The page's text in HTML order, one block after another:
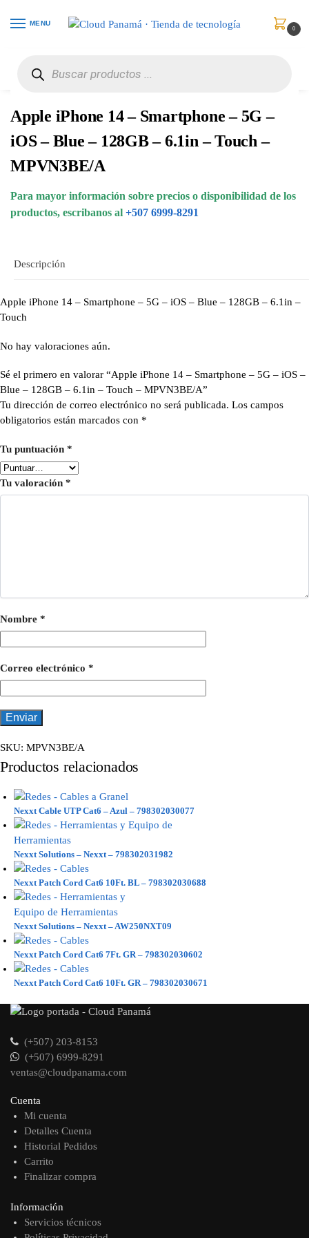
MENU
0
Apple iPhone 14 – Smartphone – 5G –
iOS – Blue – 128GB – 6.1in – Touch –
MPVN3BE/A
Para mayor información sobre precios o disponibilidad de los
productos, escribanos al +507 6999-8291
Descripción
Apple iPhone 14 – Smartphone – 5G – iOS – Blue – 128GB – 6.1in –
Touch
No hay valoraciones aún.
Sé el primero en valorar “Apple iPhone 14 – Smartphone – 5G – iOS –
Blue – 128GB – 6.1in – Touch – MPVN3BE/A”
Tu dirección de correo electrónico no será publicada. Los campos
obligatorios están marcados con *
Tu puntuación *
Tu valoración *
Nombre *
Correo electrónico *
SKU: MPVN3BE/A
Productos relacionados
Nexxt Cable UTP Cat6 – Azul – 798302030077
Nexxt Solutions – Nexxt – 798302031982
Nexxt Patch Cord Cat6 10Ft. BL – 798302030688
Nexxt Solutions – Nexxt – AW250NXT09
Nexxt Patch Cord Cat6 7Ft. GR – 798302030602
Nexxt Patch Cord Cat6 10Ft. GR – 798302030671
(+507) 203-8153
(+507) 6999-8291
ventas@cloudpanama.com
Cuenta
Mi cuenta
Detalles Cuenta
Historial Pedidos
Carrito
Finalizar compra
Información
Servicios técnicos